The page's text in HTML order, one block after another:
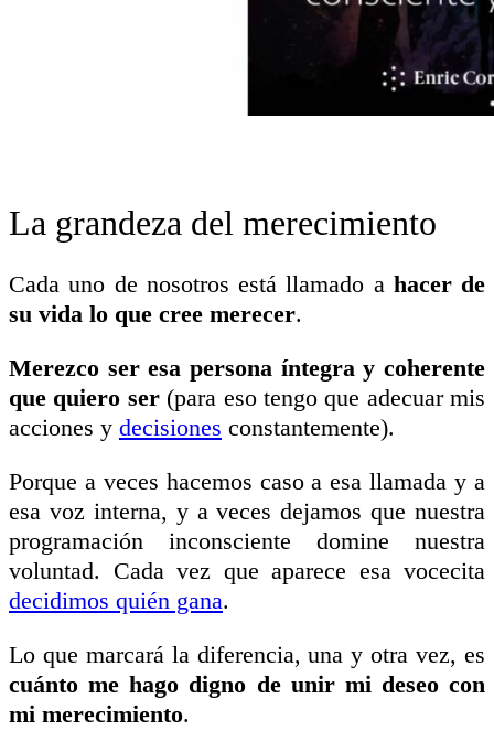
La grandeza del merecimiento
Cada uno de nosotros está llamado a hacer de
su vida lo que cree merecer.
Merezco ser esa persona íntegra y coherente
que quiero ser(para eso tengo que adecuar mis
acciones y decisiones constantemente).
Porque a veces hacemos caso a esa llamada y a
esa voz interna, y a veces dejamos que nuestra
programación inconsciente domine nuestra
voluntad. Cada vez que aparece esa vocecita
decidimos quién gana.
Lo que marcará la diferencia, una y otra vez, es
cuánto me hago digno de unir mi deseo con
mi merecimiento.